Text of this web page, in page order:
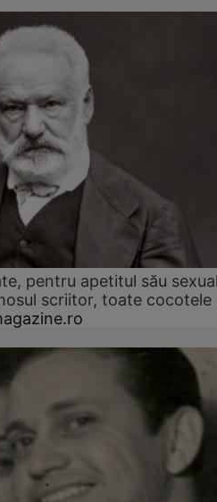
pentru apetitul său
scriitor, toate cocotele